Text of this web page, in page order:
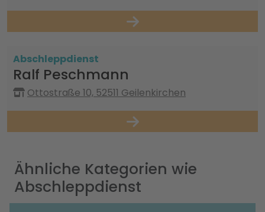
Abschleppdienst
Ralf Peschmann
Ottostraße 10, 52511 Geilenkirchen
Ähnliche Kategorien wie
Abschleppdienst